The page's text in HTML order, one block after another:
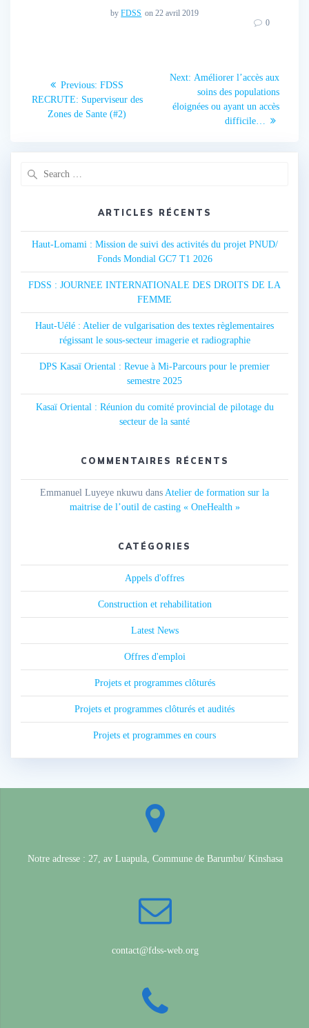
byFDSS on 22 avril 2019
0
de
Previous: Previous
post:
FDSS
RECRUTE: Superviseur des
Zones de Sante (#2)
Next: Next
post:
Améliorer l’accès aux
soins des populations
éloignées ou ayant un accès
difficile…
ARTICLES RÉCENTS
Haut-Lomami : Mission de suivi des activités du projet PNUD/
Fonds Mondial GC7 T1 2026
FDSS : JOURNEE INTERNATIONALE DES DROITS DE LA
FEMME
Haut-Uélé : Atelier de vulgarisation des textes règlementaires
régissant le sous-secteur imagerie et radiographie
DPS Kasaï Oriental : Revue à Mi-Parcours pour le premier
semestre 2025
Kasaï Oriental : Réunion du comité provincial de pilotage du
secteur de la santé
COMMENTAIRES RÉCENTS
Emmanuel Luyeye nkuwu dans Atelier de formation sur la
maitrise de l’outil de casting « OneHealth »
CATÉGORIES
Appels d'offres
Construction et rehabilitation
Latest News
Offres d'emploi
Projets et programmes clôturés
Projets et programmes clôturés et audités
Projets et programmes en cours
Notre adresse : 27, av Luapula, Commune de Barumbu/ Kinshasa
contact@fdss-web.org